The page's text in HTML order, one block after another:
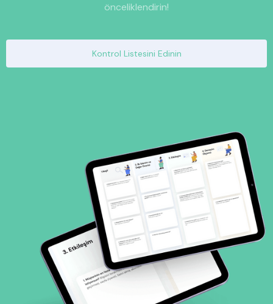
önceliklendirin!
Kontrol Listesini Edinin